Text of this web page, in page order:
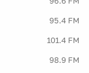
95.4 FM
101.4 FM
98.9 FM